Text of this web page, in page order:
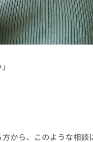
から、このような相談